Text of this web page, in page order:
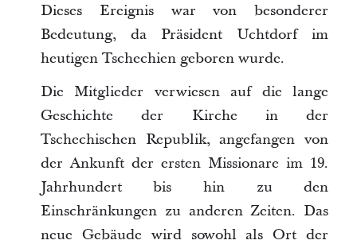
Dieses Ereignis war von besonderer
Bedeutung, da Präsident Uchtdorf im
heutigen Tschechien geboren wurde.
Die Mitglieder verwiesen auf die lange
Geschichte der Kirche in der
Tschechischen Republik, angefangen von
der Ankunft der ersten Missionare im 19.
Jahrhundert bis hin zu den
Einschränkungen zu anderen Zeiten. Das
neue Gebäude wird sowohl als Ort der